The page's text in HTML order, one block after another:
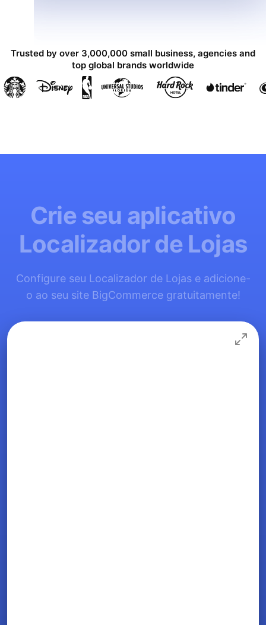
Trusted by over 3,000,000 small business, agencies and
top global brands worldwide
Crie seu aplicativo
Localizador de Lojas
Configure seu Localizador de Lojas e adicione-
o ao seu site BigCommerce gratuitamente!